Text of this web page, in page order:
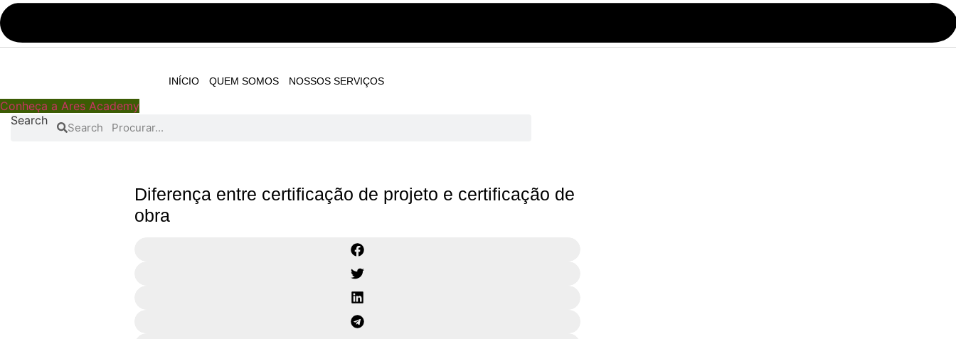
INÍCIO QUEM SOMOS NOSSOS SERVIÇOS
Conheça a Ares Academy
Search
Search
Diferença entre certificação de projeto e certificação de
obra